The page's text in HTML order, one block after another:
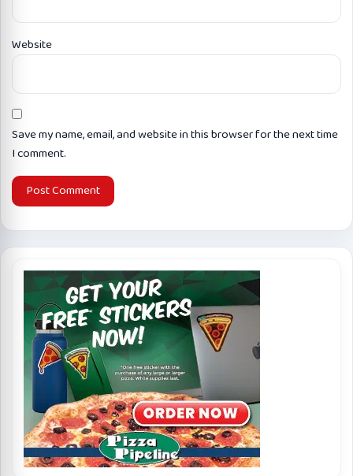
Website
Save my name, email, and website in this browser for the next time
I comment.